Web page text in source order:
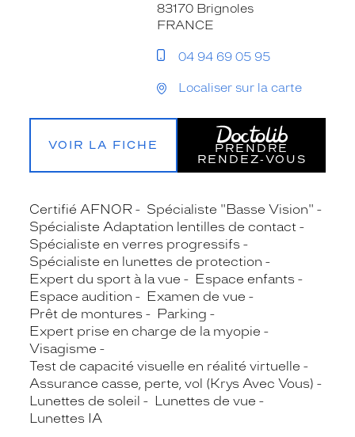
83170 Brignoles
FRANCE
04 94 69 05 95
Localiser sur la carte
VOIR LA FICHE
PRENDRE
RENDEZ‑VOUS
Certifié AFNOR
Spécialiste "Basse Vision"
Spécialiste Adaptation lentilles de contact
Spécialiste en verres progressifs
Spécialiste en lunettes de protection
Expert du sport à la vue
Espace enfants
Espace audition
Examen de vue
Prêt de montures
Parking
Expert prise en charge de la myopie
Visagisme
Test de capacité visuelle en réalité virtuelle
Assurance casse, perte, vol (Krys Avec Vous)
Lunettes de soleil
Lunettes de vue
Lunettes IA